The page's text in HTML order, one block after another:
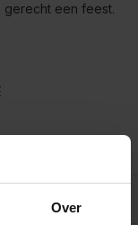
Over
gerecht een feest.